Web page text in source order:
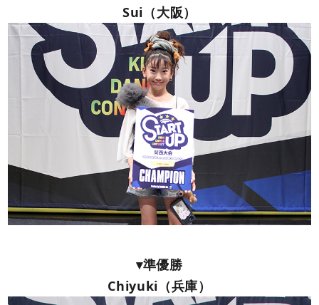
Sui（大阪）
▾準優勝
Chiyuki（兵庫）